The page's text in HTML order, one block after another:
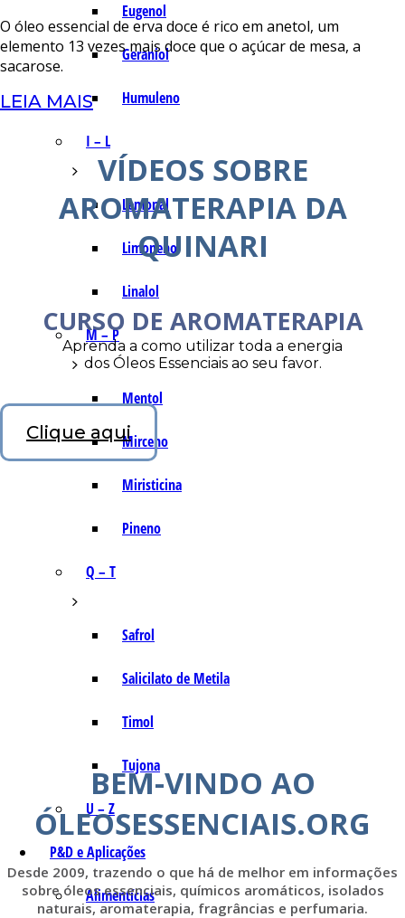
Eugenol
Geraniol
Humuleno
I – L
Lemonal
Limoneno
Linalol
M – P
Mentol
Mirceno
Miristicina
Pineno
Q – T
Safrol
Salicilato de Metila
Timol
Tujona
U – Z
P&D e Aplicações
Alimentícias
O óleo essencial de erva doce é rico em anetol, um
elemento 13 vezes mais doce que o açúcar de mesa, a
sacarose.
LEIA MAIS
VÍDEOS SOBRE
AROMATERAPIA DA
QUINARI
CURSO DE AROMATERAPIA
Aprenda a como utilizar toda a energia
dos Óleos Essenciais ao seu favor.
Clique aqui
BEM-VINDO AO
ÓLEOSESSENCIAIS.ORG
Desde 2009, trazendo o que há de melhor em informações
sobre óleos essenciais, químicos aromáticos, isolados
naturais, aromaterapia, fragrâncias e perfumaria.